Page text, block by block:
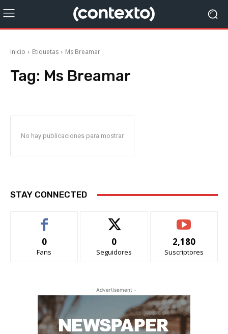
Inicio Etiquetas Ms Breamar
Tag: Ms Breamar
No hay publicaciones para mostrar
STAY CONNECTED
0
Fans
0
Seguidores
2,180
Suscriptores
- Advertisement -